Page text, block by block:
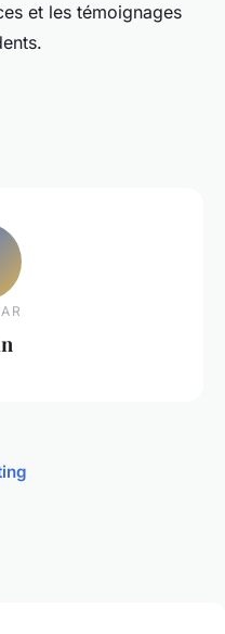
et les témoignages